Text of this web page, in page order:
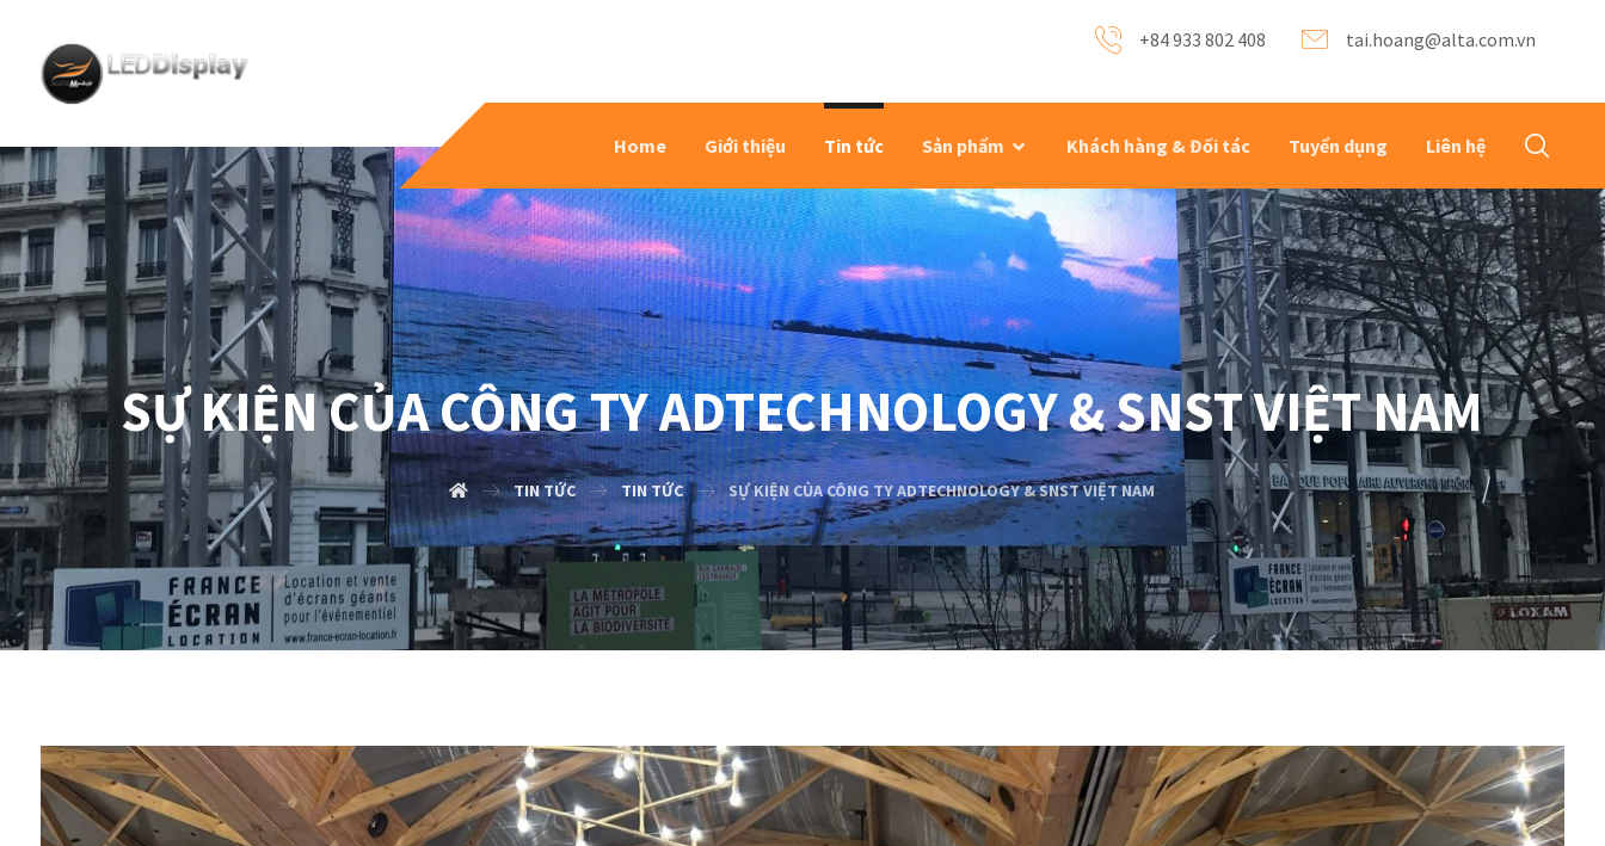
tai.hoang@alta.com.vn
+84 933 802 408
Home Giới thiệu Tin tức Sản phẩm Khách hàng & Đối tác Tuyển dụng Liên hệ
SỰ KIỆN CỦA CÔNG TY ADTECHNOLOGY & SNST VIỆT NAM
TIN TỨC TIN TỨC SỰ KIỆN CỦA CÔNG TY ADTECHNOLOGY & SNST VIỆT NAM